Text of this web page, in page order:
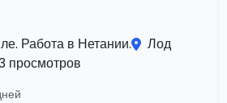
Работа в Нетании.
Лод
просмотров